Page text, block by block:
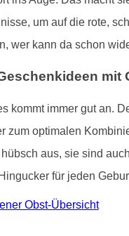
um auf die rote,
wer kann da schon
mit
kommt immer gut an.
zum optimalen
aus, sie sind
für jeden
Obst-Übersicht